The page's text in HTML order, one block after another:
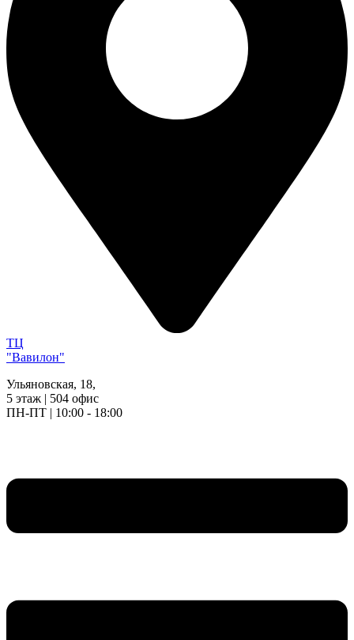
ТЦ
"Вавилон"
Ульяновская, 18,
5 этаж | 504 офис
ПН-ПТ | 10:00 - 18:00